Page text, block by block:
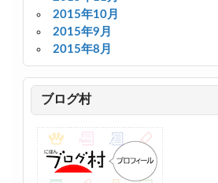
2015年10月
2015年9月
2015年8月
ブログ村